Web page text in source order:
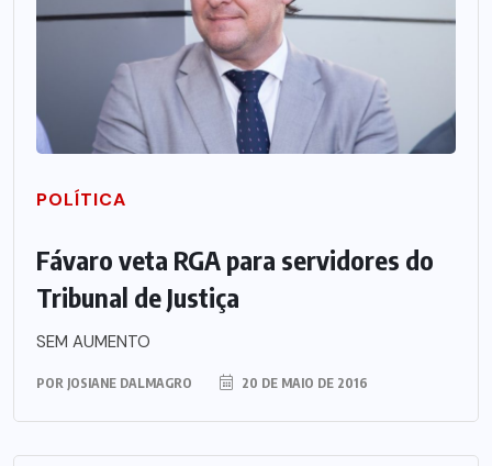
POLÍTICA
Fávaro veta RGA para servidores do
Tribunal de Justiça
SEM AUMENTO
POR JOSIANE DALMAGRO 20 DE MAIO DE 2016